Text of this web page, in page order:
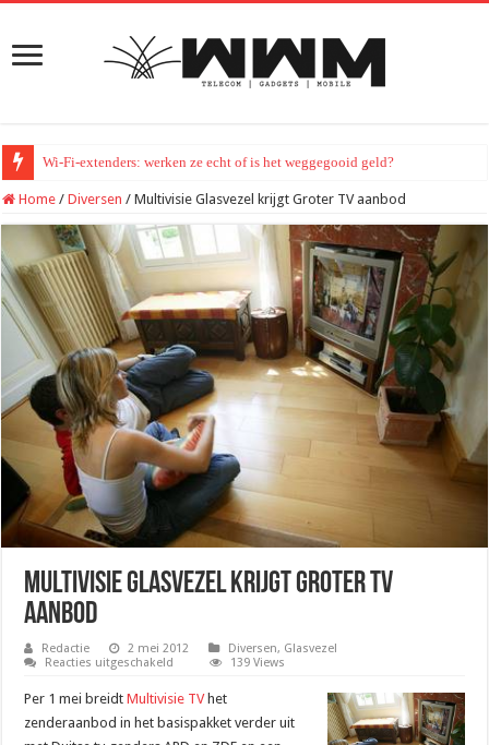
Wi-Fi-extenders: werken ze echt of is het weggegooid geld?
Home / Diversen / Multivisie Glasvezel krijgt Groter TV aanbod
Multivisie Glasvezel krijgt Groter TV
aanbod
Redactie 2 mei 2012 Diversen, Glasvezel
Reacties uitgeschakeld
Glasvezel
krijgt
Groter
TV
139 Views
Per 1 mei breidtMultivisie TV het
zenderaanbod in het basispakket verder uit